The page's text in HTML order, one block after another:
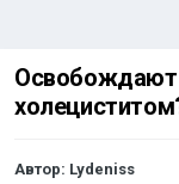
Освобождают
Автор: Lydeniss